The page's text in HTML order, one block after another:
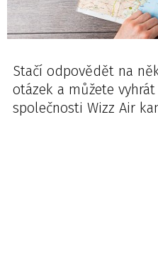
Stačí odpovědět na
otázek a můžete
společnosti Wizz Air